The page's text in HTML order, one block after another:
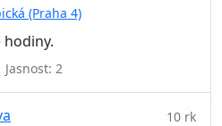
(Praha 4)
2
10 rk